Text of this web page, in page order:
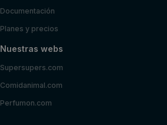
Documentación
Planes y precios
Nuestras webs
Supersupers.com
Comidanimal.com
Perfumon.com